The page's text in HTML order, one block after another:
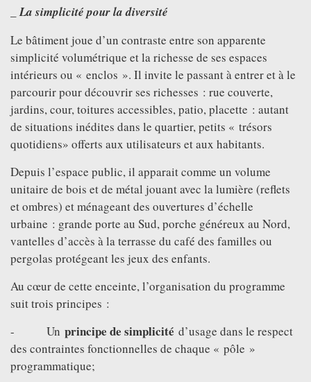
_ La simplicité pour la diversité
Le bâtiment joue d’un contraste entre son apparente
simplicité volumétrique et la richesse de ses espaces
intérieurs ou « enclos ». Il invite le passant à entrer et à le
parcourir pour découvrir ses richesses : rue couverte,
jardins, cour, toitures accessibles, patio, placette : autant
de situations inédites dans le quartier, petits « trésors
quotidiens» offerts aux utilisateurs et aux habitants.
Depuis l’espace public, il apparait comme un volume
unitaire de bois et de métal jouant avec la lumière (reflets
et ombres) et ménageant des ouvertures d’échelle
urbaine : grande porte au Sud, porche généreux au Nord,
vantelles d’accès à la terrasse du café des familles ou
pergolas protégeant les jeux des enfants.
Au cœur de cette enceinte, l’organisation du programme
suit trois principes :
- Un principe de simplicité d’usage dans le respect
des contraintes fonctionnelles de chaque « pôle »
programmatique;